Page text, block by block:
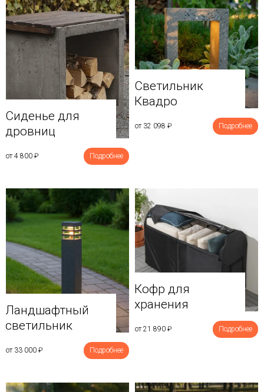
Сиденье для
дровниц
от 4 800 ₽ Подробнее
Светильник
Квадро
от 32 098 ₽ Подробнее
Ландшафтный
светильник
от 33 000 ₽ Подробнее
Кофр для
хранения
от 21 890 ₽ Подробнее